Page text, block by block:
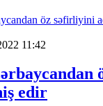
11:42
edir